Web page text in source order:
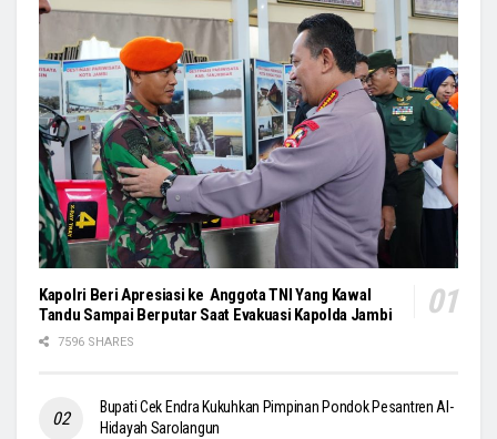
Kapolri Beri Apresiasi ke Anggota TNI Yang Kawal
Tandu Sampai Berputar Saat Evakuasi Kapolda Jambi
7596 SHARES
Bupati Cek Endra Kukuhkan Pimpinan Pondok Pesantren Al-
Hidayah Sarolangun